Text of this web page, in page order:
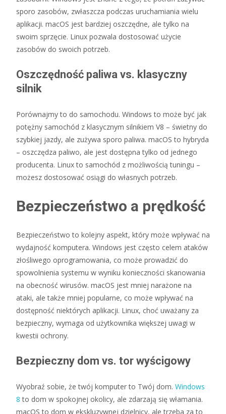
sporo zasobów, zwłaszcza podczas uruchamiania wielu
aplikacji. macOS jest bardziej oszczędne, ale tylko na
swoim sprzęcie. Linux pozwala dostosować użycie
zasobów do swoich potrzeb.
Oszczędność paliwa vs. klasyczny
silnik
Porównajmy to do samochodu. Windows to może być jak
potężny samochód z klasycznym silnikiem V8 – świetny do
szybkiej jazdy, ale zużywa sporo paliwa. macOS to hybryda
– oszczędza paliwo, ale jest dostępna tylko od jednego
producenta. Linux to samochód z możliwością tuningu –
możesz dostosować osiągi do własnych potrzeb.
Bezpieczeństwo a prędkość
Bezpieczeństwo to kolejny aspekt, który może wpływać na
wydajność komputera. Windows jest często celem ataków
złośliwego oprogramowania, co może prowadzić do
spowolnienia systemu w wyniku konieczności skanowania
na obecność wirusów. macOS jest mniej narażone na
ataki, ale także mniej popularne, co może wpływać na
dostępność niektórych aplikacji. Linux, choć uważany za
bezpieczny, wymaga od użytkownika większej uwagi w
kwestii ochrony.
Bezpieczny dom vs. tor wyścigowy
Wyobraź sobie, że twój komputer to Twój dom. Windows
8 to dom w spokojnej okolicy, ale zdarzają się włamania.
macOS to dom w ekskluzywnej dzielnicy, ale trzeba za to